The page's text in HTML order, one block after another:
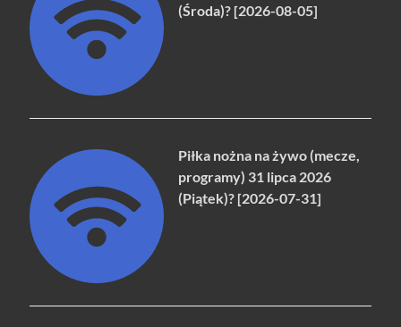
(Środa)? [2026-08-05]
Piłka nożna na żywo (mecze,
programy) 31 lipca 2026
(Piątek)? [2026-07-31]